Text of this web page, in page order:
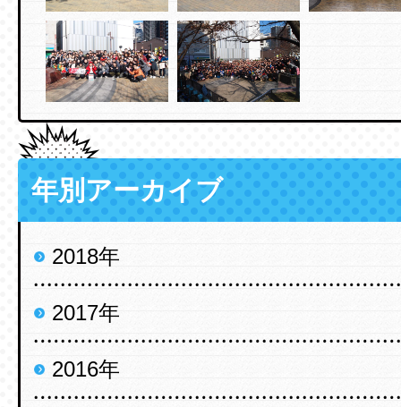
年別アーカイブ
2018年
2017年
2016年